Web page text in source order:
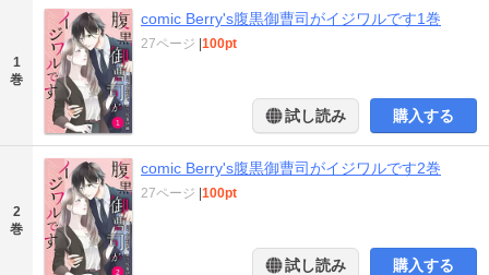
1
巻
comic Berry's腹黒御曹司がイジワルです1巻
27ページ 100pt
試し読み 購入する
2
巻
comic Berry's腹黒御曹司がイジワルです2巻
27ページ 100pt
試し読み 購入する